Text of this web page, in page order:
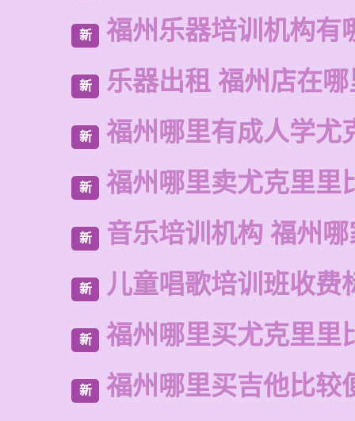
新 福州乐器培训机构有
新 乐器出租 福州店在
新 福州哪里有成人学尤
新 福州哪里卖尤克里里
新 音乐培训机构 福州
新 儿童唱歌培训班收费
新 福州哪里买尤克里里
新 福州哪里买吉他比较